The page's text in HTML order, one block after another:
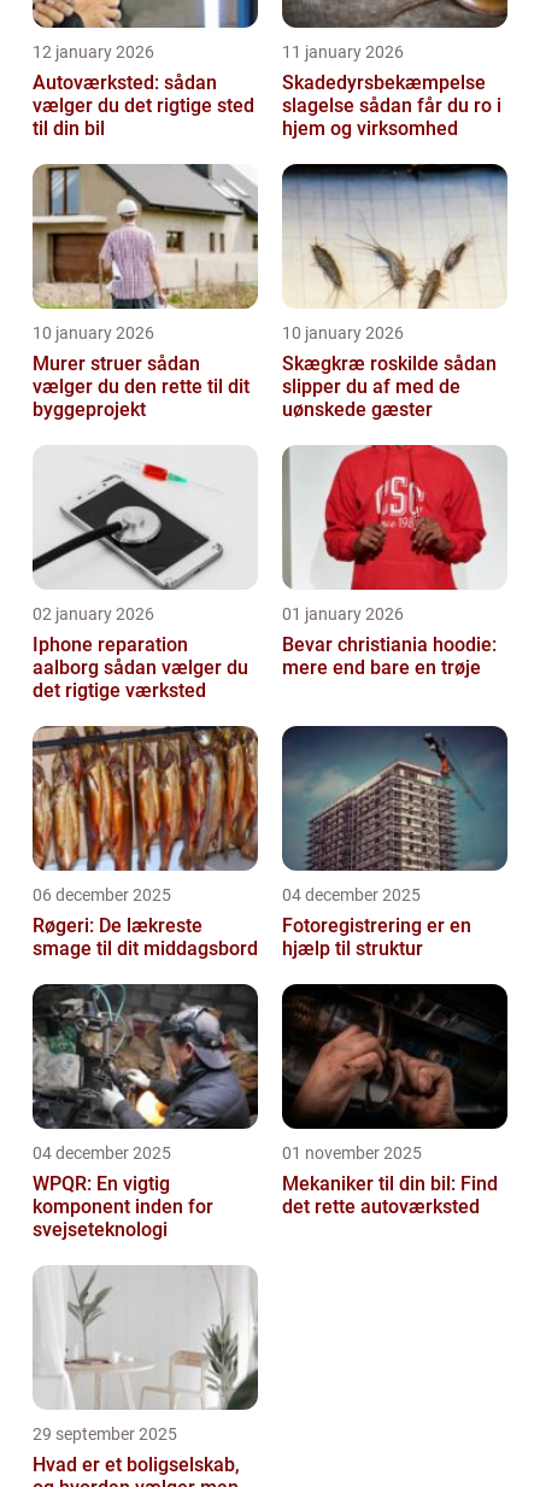
12 january 2026
Autoværksted: sådan
vælger du det rigtige sted
til din bil
11 january 2026
Skadedyrsbekæmpelse
slagelse sådan får du ro i
hjem og virksomhed
10 january 2026
Murer struer sådan
vælger du den rette til dit
byggeprojekt
10 january 2026
Skægkræ roskilde sådan
slipper du af med de
uønskede gæster
02 january 2026
Iphone reparation
aalborg sådan vælger du
det rigtige værksted
01 january 2026
Bevar christiania hoodie:
mere end bare en trøje
06 december 2025
Røgeri: De lækreste
smage til dit middagsbord
04 december 2025
Fotoregistrering er en
hjælp til struktur
04 december 2025
WPQR: En vigtig
komponent inden for
svejseteknologi
01 november 2025
Mekaniker til din bil: Find
det rette autoværksted
29 september 2025
Hvad er et boligselskab,